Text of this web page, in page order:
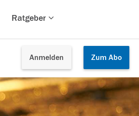
Ratgeber
Anmelden Zum Abo